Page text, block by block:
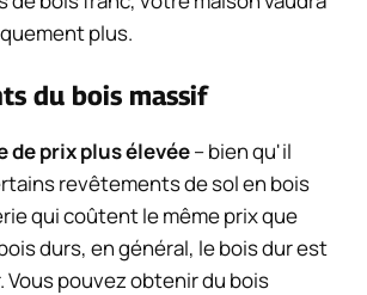
plus.
du bois massif
de prix plus élevée– bien qu'il
revêtements de sol en bois
qui coûtent le même prix que
durs, en général, le bois dur est
Vous pouvez obtenir du bois